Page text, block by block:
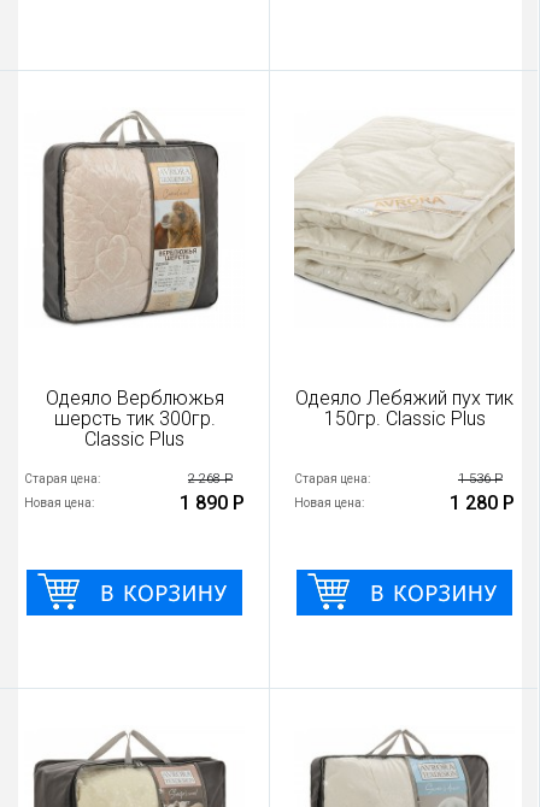
Одеяло Верблюжья
шерсть тик 300гр.
Classic Plus
Старая цена: 2 268 Р
Новая цена: 1 890 Р
Одеяло Лебяжий пух тик
150гр. Classic Plus
Старая цена: 1 536 Р
Новая цена: 1 280 Р